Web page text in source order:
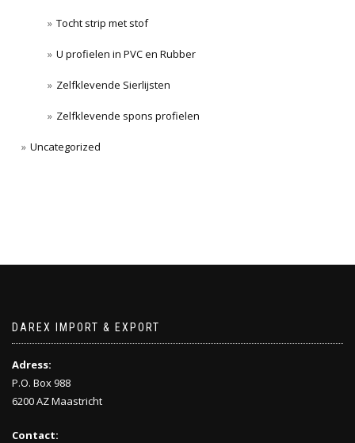
Tocht strip met stof
U profielen in PVC en Rubber
Zelfklevende Sierlijsten
Zelfklevende spons profielen
Uncategorized
DAREX IMPORT & EXPORT
Adress:
P.O. Box 988
6200 AZ Maastricht
Contact: